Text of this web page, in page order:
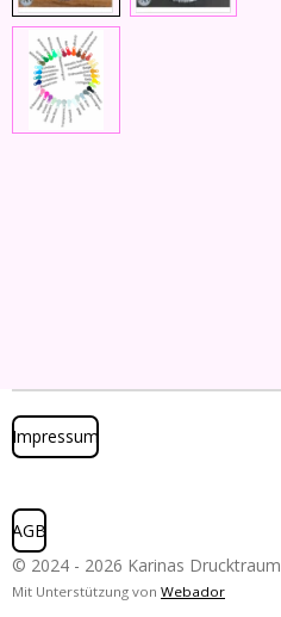
Impressum
AGB
© 2024 - 2026 Karinas Drucktraum
Mit Unterstützung von Webador